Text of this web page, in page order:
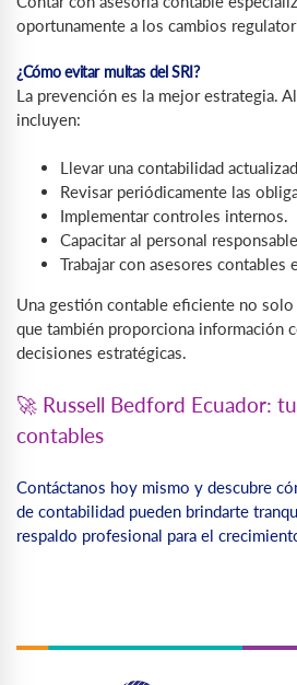
oportunamente a los cambios
¿Cómo evitar multas del SRI?
La prevención es la mejor estrategia.
incluyen:
Llevar una contabilidad
Revisar periódicamente las
Implementar controles internos.
Capacitar al personal
Trabajar con asesores contables
Una gestión contable eficiente no
que también proporciona información
decisiones estratégicas.
🚀 Russell Bedford Ecuador:
contables
Contáctanos hoy mismo y descubre
de contabilidad pueden brindarte
respaldo profesional para el